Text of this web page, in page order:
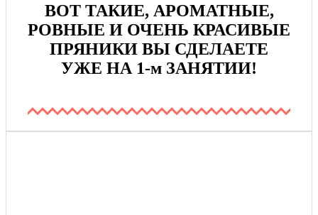
ВОТ ТАКИЕ, АРОМАТНЫЕ,
РОВНЫЕ И ОЧЕНЬ КРАСИВЫЕ
ПРЯНИКИ ВЫ СДЕЛАЕТЕ
УЖЕ НА 1-м ЗАНЯТИИ!